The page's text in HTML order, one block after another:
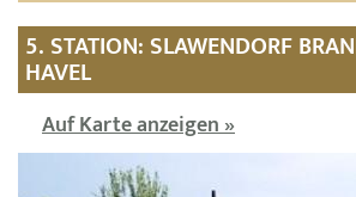
5. STATION: SLAWENDORF
HAVEL
Auf Karte anzeigen »